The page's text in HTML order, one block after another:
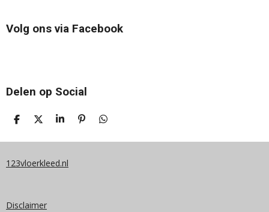
Volg ons via Facebook
Delen op Social
D
L
N
D
E
S
A
E
P
N
D
L
123vloerkleed.nl
Disclaimer